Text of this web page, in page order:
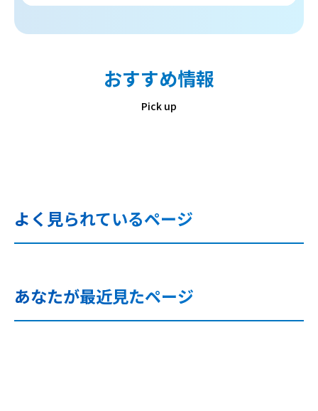
おすすめ情報
Pick up
よく見られているページ
あなたが最近見たページ